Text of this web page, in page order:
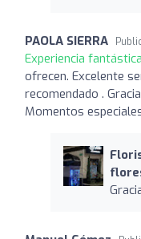
PAOLA SIERRA
Experiencia
ofrecen. Excelente
recomendado .
Momentos